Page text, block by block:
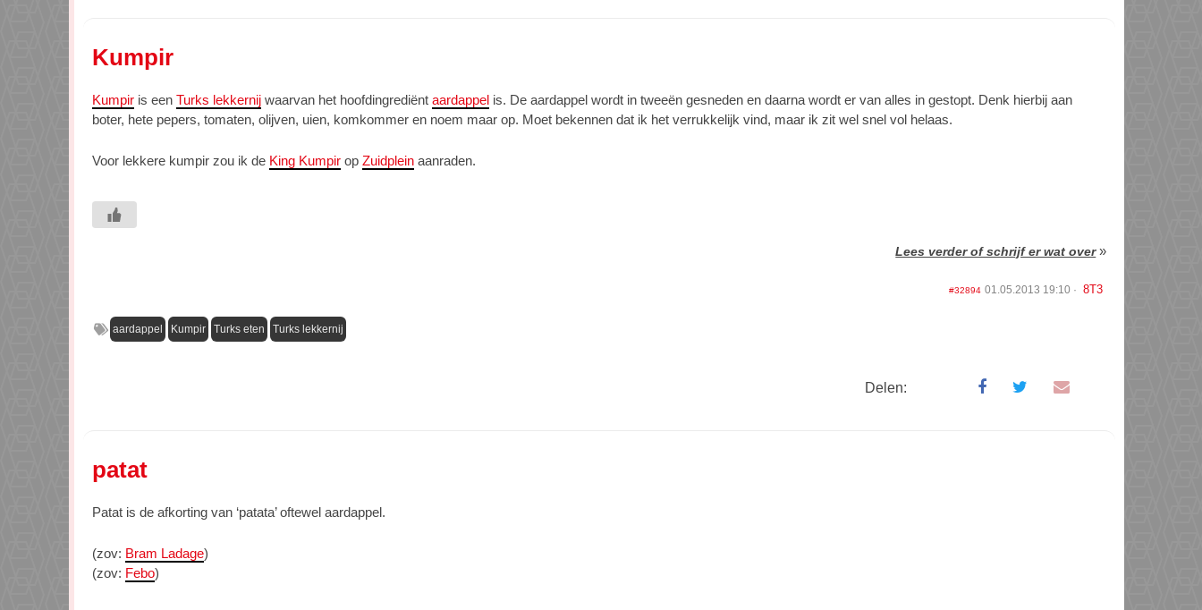
Kumpir
Kumpir is een Turks lekkernij waarvan het hoofdingrediënt aardappel is. De aardappel wordt in tweeën gesneden en daarna wordt er van alles in gestopt. Denk hierbij aan
boter, hete pepers, tomaten, olijven, uien, komkommer en noem maar op. Moet bekennen dat ik het verrukkelijk vind, maar ik zit wel snel vol helaas.
Voor lekkere kumpir zou ik de King Kumpir op Zuidplein aanraden.
Lees verder of schrijf er wat over»
#32894 01.05.2013 19:10 8T3
aardappel Kumpir Turks eten Turks lekkernij
Delen:
patat
Patat is de afkorting van ‘patata’ oftewel aardappel.
(zov: Bram Ladage)
(zov: Febo)